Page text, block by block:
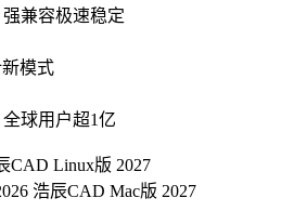
兼容极速稳定
模式
球用户超1亿
CAD Linux版 2027
浩辰CAD Mac版 2027